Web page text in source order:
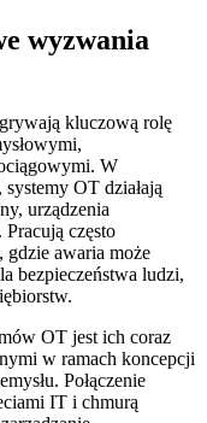
wyzwania
kluczową rolę
W
OT działają
urządzenia
często
awaria może
bezpieczeństwa ludzi,
OT jest ich coraz
w ramach koncepcji
Połączenie
IT i chmurą